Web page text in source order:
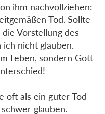
ihm nachvollziehen:
Tod. Sollte
Vorstellung des
ich nicht glauben.
Leben, sondern Gott
oft als ein guter Tod
glauben.